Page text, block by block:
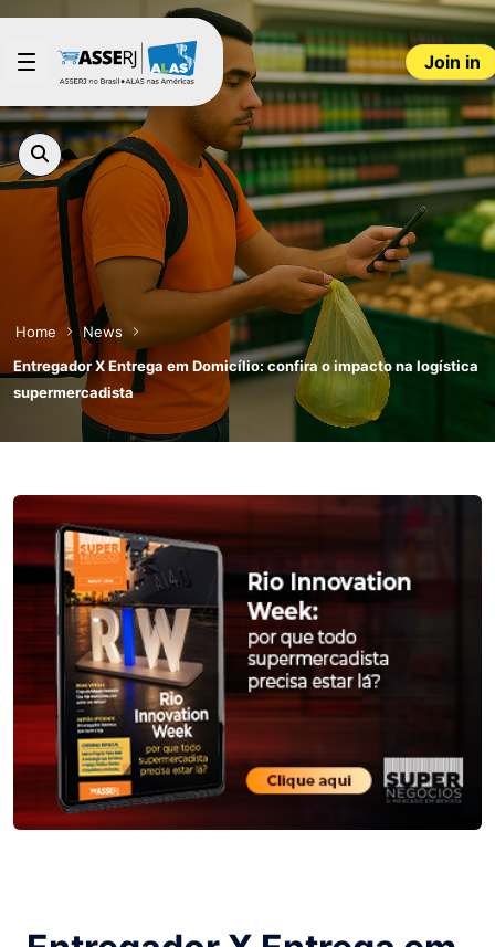
Skip to Main Content
Join in
Home
News
Entregador X Entrega em Domicílio: confira o impacto na logística
supermercadista